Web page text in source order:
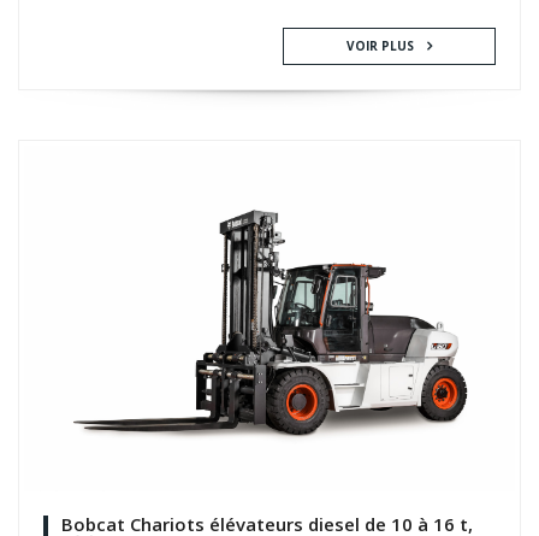
VOIR PLUS
Bobcat Chariots élévateurs diesel de 10 à 16 t,